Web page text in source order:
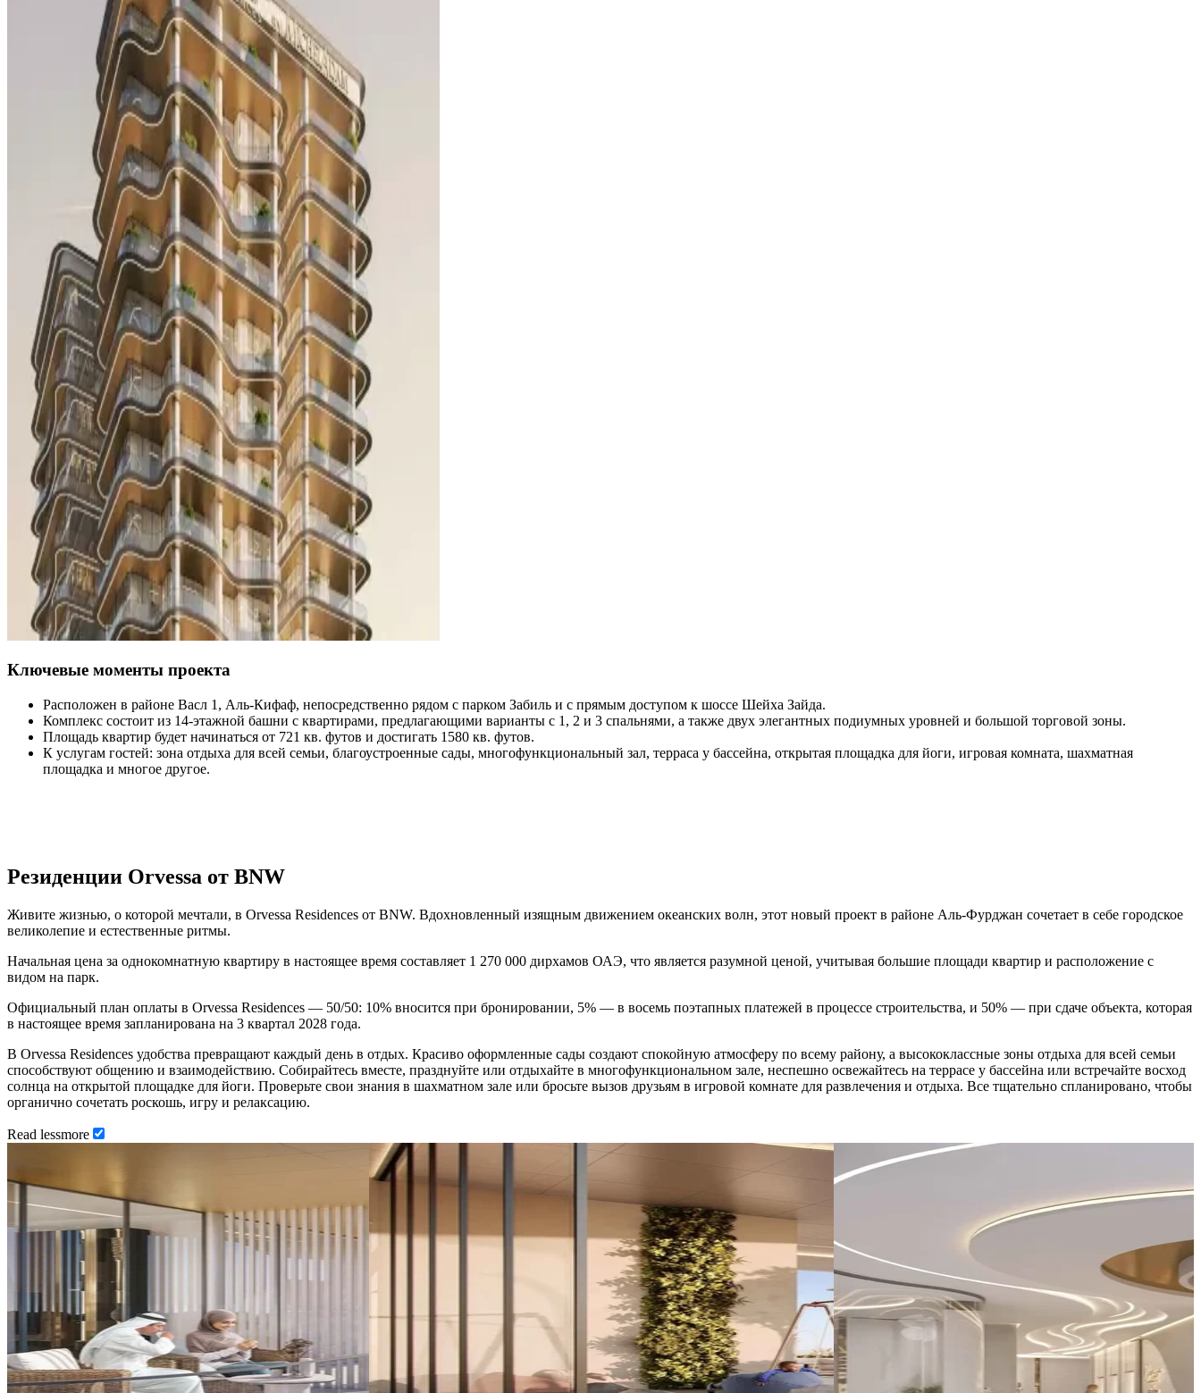
Ключевые моменты проекта
Расположен в районе Васл 1, Аль-Кифаф, непосредственно рядом с парком Забиль и с прямым доступом к шоссе Шейха Зайда.
Комплекс состоит из 14-этажной башни с квартирами, предлагающими варианты с 1, 2 и 3 спальнями, а также двух элегантных подиумных уровней и большой торговой зоны.
Площадь квартир будет начинаться от 721 кв. футов и достигать 1580 кв. футов.
К услугам гостей: зона отдыха для всей семьи, благоустроенные сады, многофункциональный зал, терраса у бассейна, открытая площадка для йоги, игровая комната, шахматная
площадка и многое другое.
Резиденции Orvessa от BNW
Живите жизнью, о которой мечтали, в Orvessa Residences от BNW. Вдохновленный изящным движением океанских волн, этот новый проект в районе Аль-Фурджан сочетает в себе городское
великолепие и естественные ритмы.
Начальная цена за однокомнатную квартиру в настоящее время составляет 1 270 000 дирхамов ОАЭ, что является разумной ценой, учитывая большие площади квартир и расположение с
видом на парк.
Официальный план оплаты в Orvessa Residences — 50/50: 10% вносится при бронировании, 5% — в восемь поэтапных платежей в процессе строительства, и 50% — при сдаче объекта, которая
в настоящее время запланирована на 3 квартал 2028 года.
В Orvessa Residences удобства превращают каждый день в отдых. Красиво оформленные сады создают спокойную атмосферу по всему району, а высококлассные зоны отдыха для всей семьи
способствуют общению и взаимодействию. Собирайтесь вместе, празднуйте или отдыхайте в многофункциональном зале, неспешно освежайтесь на террасе у бассейна или встречайте восход
солнца на открытой площадке для йоги. Проверьте свои знания в шахматном зале или бросьте вызов друзьям в игровой комнате для развлечения и отдыха. Все тщательно спланировано, чтобы
органично сочетать роскошь, игру и релаксацию.
Read lessmore